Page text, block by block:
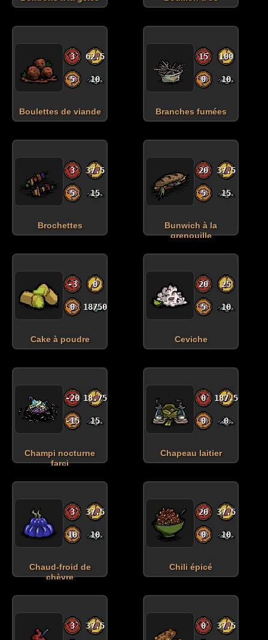
3 62.5
5 10
Boulettes de viande
15 100
0 10
Branches fumées
3 37.5
5 15
Brochettes
20 37.5
5 15
Bunwich à la
grenouille
-3 0
0 18750
Cake à poudre
20 25
5 10
Ceviche
-20 18.75
-15 15
Champi nocturne
farci
0 187.5
0 0
Chapeau laitier
3 37.5
10 10
Chaud-froid de
chèvre
20 37.5
0 10
Chili épicé
3 37.5 0 37.5